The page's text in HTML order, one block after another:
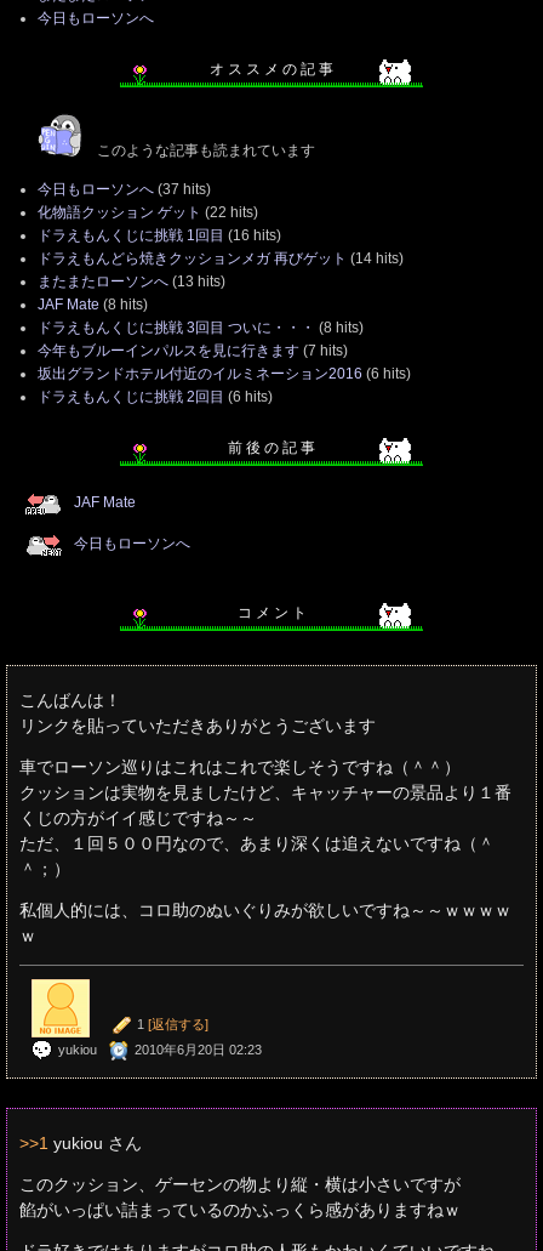
今日もローソンへ
オ ス ス メ の 記 事
このような記事も読まれています
今日もローソンへ (37 hits)
化物語クッション ゲット (22 hits)
ドラえもんくじに挑戦 1回目 (16 hits)
ドラえもんどら焼きクッションメガ 再びゲット (14 hits)
またまたローソンへ (13 hits)
JAF Mate (8 hits)
ドラえもんくじに挑戦 3回目 ついに・・・ (8 hits)
今年もブルーインパルスを見に行きます (7 hits)
坂出グランドホテル付近のイルミネーション2016 (6 hits)
ドラえもんくじに挑戦 2回目 (6 hits)
前 後 の 記 事
JAF Mate
今日もローソンへ
コ メ ン ト
こんばんは！
リンクを貼っていただきありがとうございます
車でローソン巡りはこれはこれで楽しそうですね（＾＾）
クッションは実物を見ましたけど、キャッチャーの景品より１番
くじの方がイイ感じですね～～
ただ、１回５００円なので、あまり深くは追えないですね（＾
＾；）
私個人的には、コロ助のぬいぐりみが欲しいですね～～ｗｗｗｗ
ｗ
1 [返信する]
yukiou
2010年6月20日 02:23
>>1 yukiou さん
このクッション、ゲーセンの物より縦・横は小さいですが
餡がいっぱい詰まっているのかふっくら感がありますねｗ